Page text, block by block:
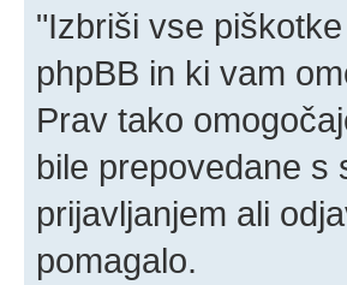
"Izbriši vse
phpBB in ki vam
Prav tako
bile prepovedane s
prijavljanjem ali
pomagalo.